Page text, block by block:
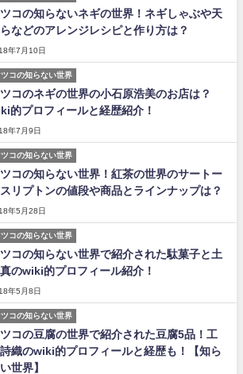
コの知らないネギの世界！ネギしゃぶや天
などのアレンジレシピと作り方は？
年7月10日
ツコの知らない世界
コのネギの世界の小石原浩美のお店は？
的プロフィールと経歴紹介！
年7月9日
ツコの知らない世界
コの知らない世界！紅茶の世界のサートー
リプトンの値段や商品とラインナップは？
年5月28日
ツコの知らない世界
コの知らない世界で紹介された駄菓子と土
のwiki的プロフィール紹介！
年5月8日
ツコの知らない世界
コの豆腐の世界で紹介された豆腐5品！工
織のwiki的プロフィールと経歴も！【知ら
世界】